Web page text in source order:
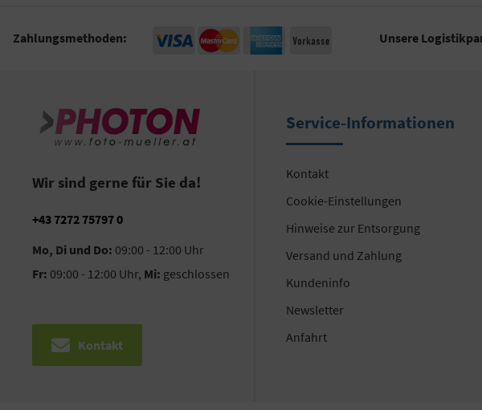
Zahlungsmethoden: Unsere
Wir sind gerne für Sie da!
+43 7272 75797 0
Mo, Di und Do: 09:00 - 12:00 Uhr
Fr: 09:00 - 12:00 Uhr, Mi: geschlossen
Kontakt
Service-Informationen
Kontakt
Cookie-Einstellungen
Hinweise zur Entsorgung
Versand und Zahlung
Kundeninfo
Newsletter
Anfahrt